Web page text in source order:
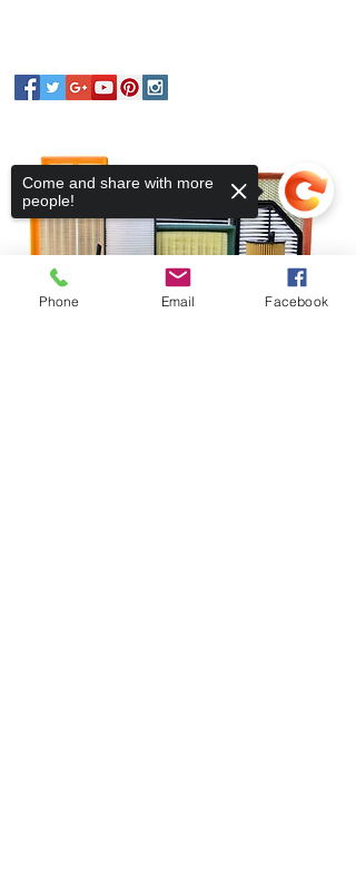
Phone Email Facebook
Come and share with more
people!